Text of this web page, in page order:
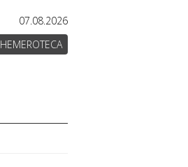
07.08.2026
HEMEROTECA